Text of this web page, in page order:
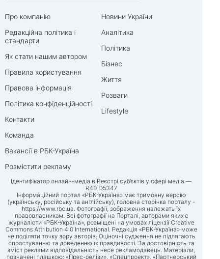
Про компанію
Редакційна політика і
стандарти
Як стати нашим автором
Правила користування
Правова інформація
Політика конфіденційності
Контакти
Команда
Вакансії в РБК-Україна
Розмістити рекламу
Новини України
Аналітика
Політика
Бізнес
Життя
Розваги
Lifestyle
Ідентифікатор онлайн-медіа в Реєстрі суб’єктів у сфері медіа —
R40-05347
Інформаційний портал «РБК-Україна» має тримовну версію
(українську, російську та англійську), головна сторінка порталу -
https://www.rbc.ua. Фотографії, зображення належать їх
правовласникам. Всі фотографії на Порталі, авторами яких є
журналісти «РБК-Україна», розміщені на умовах ліцензії Creative
Commons Attribution 4.0 International. Редакція «РБК-Україна» може
не поділяти точку зору авторів. Оціночні судження не підлягають
спростуванню та доведенню їх правдивості. За достовірність та
зміст реклами відповідальність несе рекламодавець. Матеріали,
позначені плашкою: «Прес-релізи», «Спецпроект», «Партнерський